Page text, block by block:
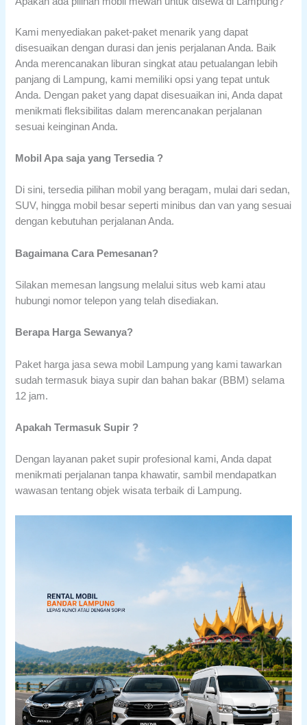
Kami menyediakan paket-paket menarik yang dapat
disesuaikan dengan durasi dan jenis perjalanan Anda. Baik
Anda merencanakan liburan singkat atau petualangan lebih
panjang di Lampung, kami memiliki opsi yang tepat untuk
Anda. Dengan paket yang dapat disesuaikan ini, Anda dapat
menikmati fleksibilitas dalam merencanakan perjalanan
sesuai keinginan Anda.
Mobil Apa saja yang Tersedia ?
Di sini, tersedia pilihan mobil yang beragam, mulai dari sedan,
SUV, hingga mobil besar seperti minibus dan van yang sesuai
dengan kebutuhan perjalanan Anda.
Bagaimana Cara Pemesanan?
Silakan memesan langsung melalui situs web kami atau
hubungi nomor telepon yang telah disediakan.
Berapa Harga Sewanya?
Paket harga jasa sewa mobil Lampung yang kami tawarkan
sudah termasuk biaya supir dan bahan bakar (BBM) selama
12 jam.
Apakah Termasuk Supir ?
Dengan layanan paket supir profesional kami, Anda dapat
menikmati perjalanan tanpa khawatir, sambil mendapatkan
wawasan tentang objek wisata terbaik di Lampung.